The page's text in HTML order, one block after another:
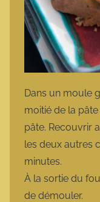
Dans un moule
moitié de la
pâte. Recouvrir
les deux autres
minutes.
À la sortie du
de démouler.